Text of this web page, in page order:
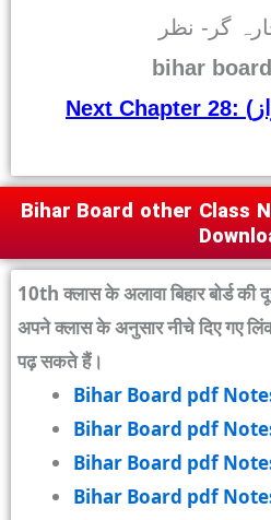
bihar
Next Chapter 28: غزل (احمد فراز) (Gazal
Bihar Board other Class
10th क्लास के अलावा बिहार बोर्ड की
अपने क्लास के अनुसार नीचे दिए गए
पढ़ सकते हैं।
Bihar Board pdf
Bihar Board pdf
Bihar Board pdf
Bihar Board pdf